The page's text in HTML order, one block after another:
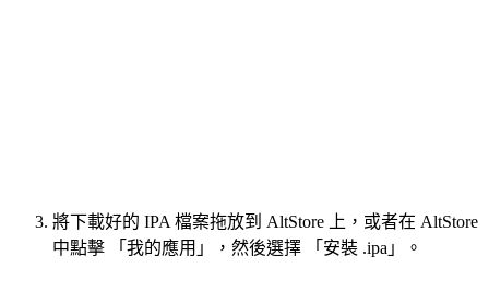
將下載好的 IPA 檔案拖放到 AltStore 上，或者在 AltStore
中點擊 「我的應用」，然後選擇 「安裝 .ipa」。